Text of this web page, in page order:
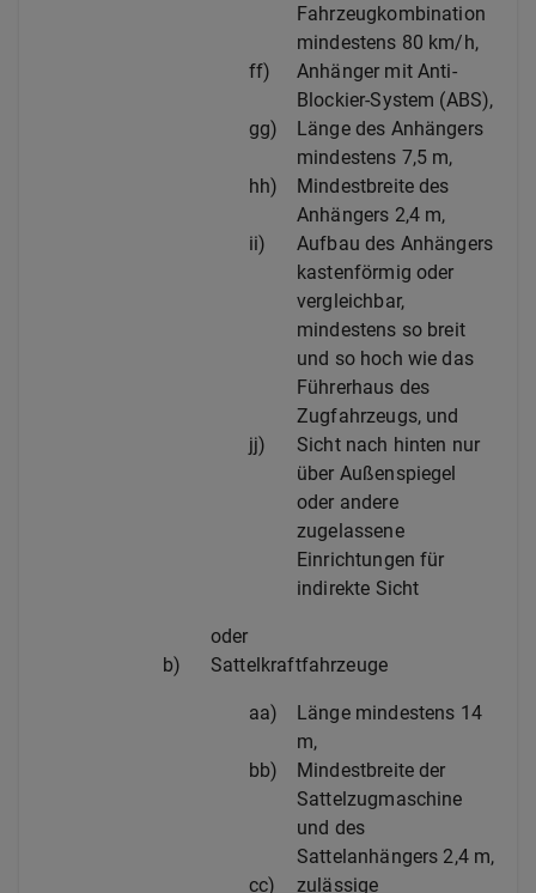
Fahrzeugkombination
mindestens 80 km/h,
ff)
Anhänger mit Anti-
Blockier-System (ABS),
gg)
Länge des Anhängers
mindestens 7,5 m,
hh)
Mindestbreite des
Anhängers 2,4 m,
ii)
Aufbau des Anhängers
kastenförmig oder
vergleichbar,
mindestens so breit
und so hoch wie das
Führerhaus des
Zugfahrzeugs, und
jj)
Sicht nach hinten nur
über Außenspiegel
oder andere
zugelassene
Einrichtungen für
indirekte Sicht
oder
b)
Sattelkraftfahrzeuge
aa)
Länge mindestens 14
m,
bb)
Mindestbreite der
Sattelzugmaschine
und des
Sattelanhängers 2,4 m,
cc)
zulässige